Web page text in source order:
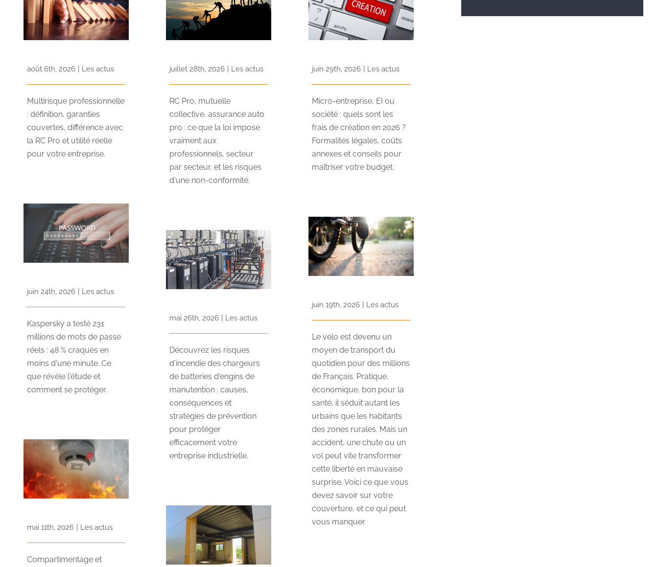
août 6th, 2026 Les actus
Multirisque professionnelle
: définition, garanties
couvertes, différence avec
la RC Pro et utilité réelle
pour votre entreprise.
juillet 28th, 2026 Les actus
RC Pro, mutuelle
collective, assurance auto
pro : ce que la loi impose
vraiment aux
professionnels, secteur
par secteur, et les risques
d'une non-conformité.
juin 29th, 2026 Les actus
Micro-entreprise, EI ou
société : quels sont les
frais de création en 2026 ?
Formalités légales, coûts
annexes et conseils pour
maîtriser votre budget.
juin 24th, 2026 Les actus
Kaspersky a testé 231
millions de mots de passe
réels : 48 % craqués en
moins d'une minute. Ce
que révèle l'étude et
comment se protéger.
juin 19th, 2026 Les actus
Le vélo est devenu un
moyen de transport du
quotidien pour des millions
de Français. Pratique,
économique, bon pour la
santé, il séduit autant les
urbains que les habitants
des zones rurales. Mais un
accident, une chute ou un
vol peut vite transformer
cette liberté en mauvaise
surprise. Voici ce que vous
devez savoir sur votre
couverture, et ce qui peut
vous manquer.
mai 26th, 2026 Les actus
Découvrez les risques
d'incendie des chargeurs
de batteries d'engins de
manutention : causes,
conséquences et
stratégies de prévention
pour protéger
efficacement votre
entreprise industrielle.
mai 11th, 2026 Les actus
Compartimentage et